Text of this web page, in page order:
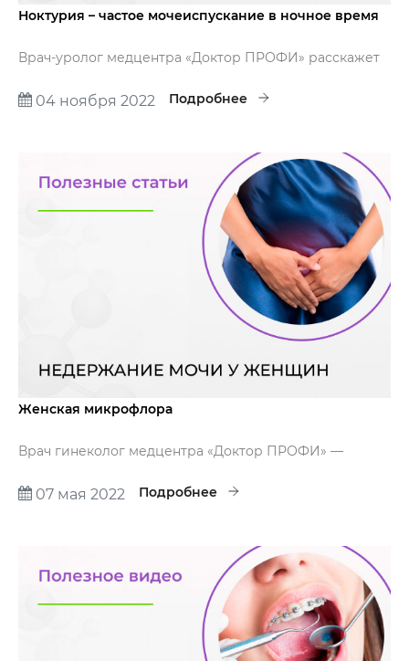
Ноктурия – частое мочеиспускание в ночное время
Врач-уролог медцентра «Доктор ПРОФИ» расскажет
ночное время.
04 ноября 2022 Подробнее
Женская микрофлора
Врач гинеколог медцентра «Доктор ПРОФИ» —
о микрофлоре влагалища: что такое норма, а когда
07 мая 2022 Подробнее